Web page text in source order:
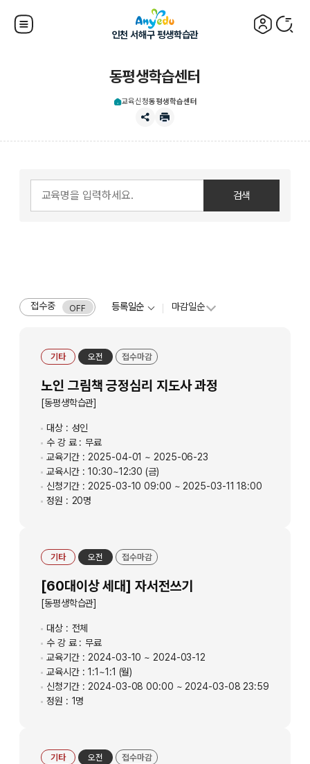
인천 서해구 평생학습관
동평생학습센터
교육신청동평생학습센터
접수중 등록일순 마감일순
기타 오전 접수마감
노인 그림책 긍정심리 지도사 과정
[동평생학습관]
대상 : 성인
수 강 료 : 무료
교육기간 : 2025-04-01 ~ 2025-06-23
교육시간 : 10:30~12:30 (금)
신청기간 : 2025-03-10 09:00 ~ 2025-03-11 18:00
정원 : 20명
기타 오전 접수마감
[60대이상 세대] 자서전쓰기
[동평생학습관]
대상 : 전체
수 강 료 : 무료
교육기간 : 2024-03-10 ~ 2024-03-12
교육시간 : 1:1~1:1 (월)
신청기간 : 2024-03-08 00:00 ~ 2024-03-08 23:59
정원 : 1명
기타 오전 접수마감